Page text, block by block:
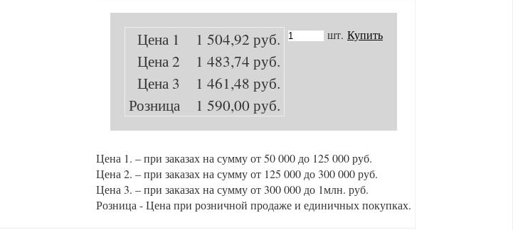
Цена 1
1 504,92 руб.
Цена 2
1 483,74 руб.
Цена 3
1 461,48 руб.
Розница
1 590,00 руб.
шт. Купить
Цена 1. – при заказах на сумму от 50 000 до 125 000 руб.
Цена 2. – при заказах на сумму от 125 000 до 300 000 руб.
Цена 3. – при заказах на сумму от 300 000 до 1млн. руб.
Розница - Цена при розничной продаже и единичных покупках.